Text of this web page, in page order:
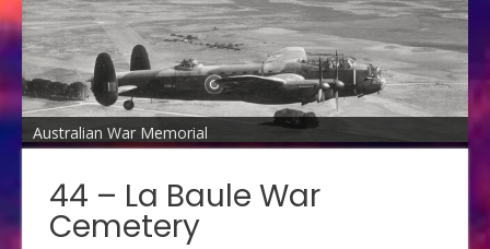
Australian War Memorial
44 – La Baule War
Cemetery